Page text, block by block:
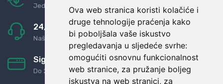
Ova web stranica koristi kolačiće i
druge tehnologije praćenja kako
bi poboljšala vaše iskustvo
pregledavanja u sljedeće svrhe:
omogućiti osnovnu funkcionalnost
web stranice, za pružanje boljeg
iskustva na web stranici, za
Jednostavno pravilo: Roba za novac
24/7 odlična podrška
Naši agenti uvijek na raspolaganju
Sigurno obročno plaćanje
Do 24 rata bez kamata